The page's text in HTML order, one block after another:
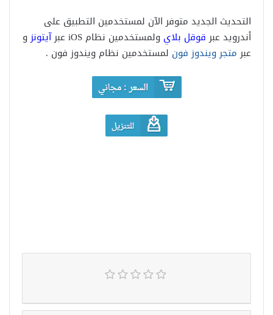
التحديث الجديد متوفر الآن لمستخدمين التطبيق على
أندرويد عبر قوقل بلاي ولمستخدمين نظام iOS عبر آيتونز و
عبر متجر ويندوز فون لمستخدمين نظام ويندوز فون .